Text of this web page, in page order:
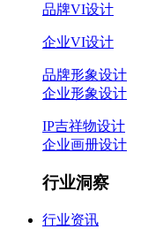
品牌VI设计
企业VI设计
品牌形象设计
企业形象设计
IP吉祥物设计
企业画册设计
行业洞察
行业资讯